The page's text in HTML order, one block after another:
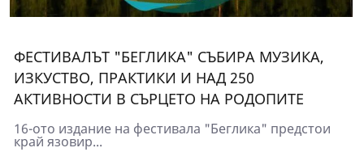
ФЕСТИВАЛЪТ "БЕГЛИКА" СЪБИРА МУЗИКА,
ИЗКУСТВО, ПРАКТИКИ И НАД 250
АКТИВНОСТИ В СЪРЦЕТО НА РОДОПИТЕ
16-ото издание на фестивала "Беглика" предстои
край язовир...